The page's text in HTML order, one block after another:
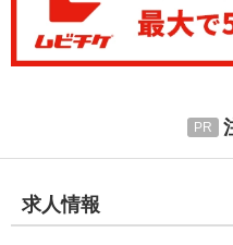
求人情報